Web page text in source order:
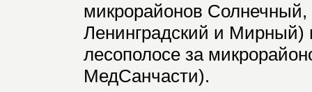
микрорайонов
Ленинградский и Мирный)
лесополосе за
МедСанчасти).